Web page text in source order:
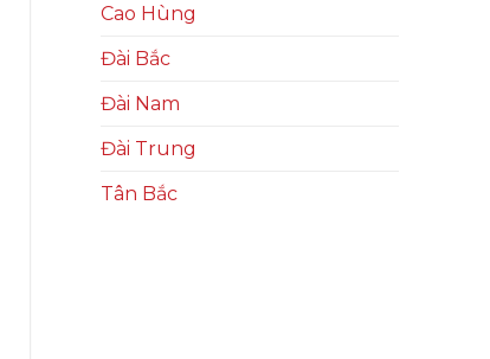
Cao Hùng
Đài Bắc
Đài Nam
Đài Trung
Tân Bắc